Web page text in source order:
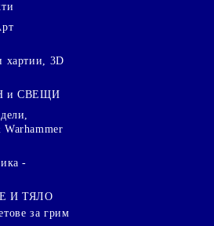
хартии, 3D
и СВЕЩИ
-
И ТЯЛО
за грим